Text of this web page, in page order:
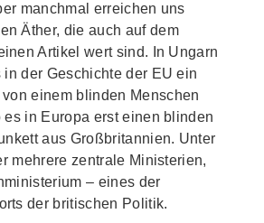
manchmal erreichen uns
Äther, die auch auf dem
Artikel wert sind. In Ungarn
der Geschichte der EU ein
einem blinden Menschen
es in Europa erst einen blinden
aus Großbritannien. Unter
mehrere zentrale Ministerien,
– eines der
der britischen Politik.